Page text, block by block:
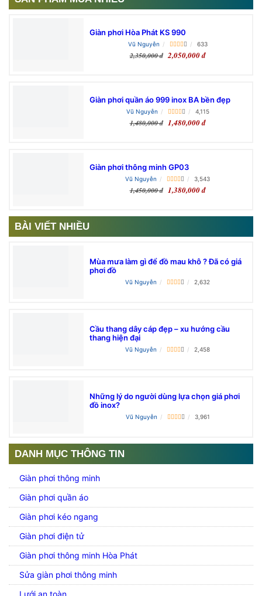
SẢN PHẨM MUA NHIỀU
Giàn phơi Hòa Phát KS 990
Vũ Nguyễn 633
Giàn phơi quần áo 999 inox BA bền đẹp
4,115
Giàn phơi thông minh GP03
3,543
1,380,000 đ
BÀI VIẾT NHIỀU
Mùa mưa làm gì để đồ mau khô ? Đã có giá
Cầu thang dây cáp đẹp – xu hướng cầu
thang hiện đại
Những lý do người dùng lựa chọn giá phơi
DANH MỤC THÔNG TIN
Giàn phơi thông minh
Giàn phơi quần áo
Giàn phơi kéo ngang
Giàn phơi điện tử
Giàn phơi thông minh Hòa Phát
Sửa giàn phơi thông minh